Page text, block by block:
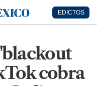
EDICTOS
cobra